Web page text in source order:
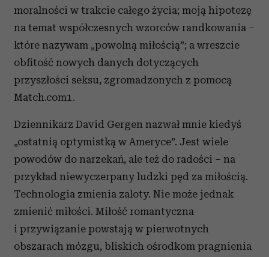
moralności w trakcie całego życia; moją hipotezę
na temat współczesnych wzorców randkowania –
które nazywam „powolną miłością”; a wreszcie
obfitość nowych danych dotyczących
przyszłości seksu, zgromadzonych z pomocą
Match.com1.
Dziennikarz David Gergen nazwał mnie kiedyś
„ostatnią optymistką w Ameryce”. Jest wiele
powodów do narzekań, ale też do radości – na
przykład niewyczerpany ludzki pęd za miłością.
Technologia zmienia zaloty. Nie może jednak
zmienić miłości. Miłość romantyczna
i przywiązanie powstają w pierwotnych
obszarach mózgu, bliskich ośrodkom pragnienia